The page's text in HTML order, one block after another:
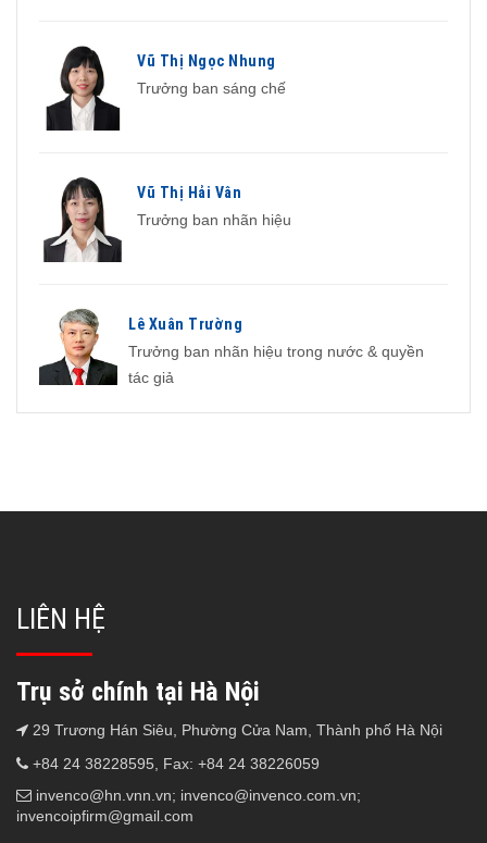
Vũ Thị Ngọc Nhung
Trưởng ban sáng chế
Vũ Thị Hải Vân
Trưởng ban nhãn hiệu
Lê Xuân Trường
Trưởng ban nhãn hiệu trong nước & quyền
tác giả
LIÊN HỆ
Trụ sở chính tại Hà Nội
29 Trương Hán Siêu, Phường Cửa Nam, Thành phố Hà Nội
+84 24 38228595, Fax: +84 24 38226059
invenco@hn.vnn.vn; invenco@invenco.com.vn;
invencoipfirm@gmail.com